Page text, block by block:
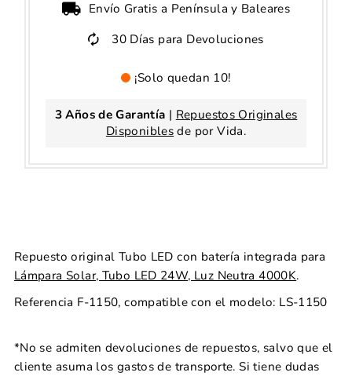
Envío Gratis a Península y Baleares
30 Días para Devoluciones
¡Solo quedan 10!
3 Años de Garantía | Repuestos Originales
Disponibles de por Vida.
Repuesto original Tubo LED con batería integrada para
Lámpara Solar, Tubo LED 24W, Luz Neutra 4000K.
Referencia F-1150, compatible con el modelo: LS-1150
*No se admiten devoluciones de repuestos, salvo que el
cliente asuma los gastos de transporte. Si tiene dudas